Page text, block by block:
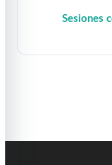
Sesiones